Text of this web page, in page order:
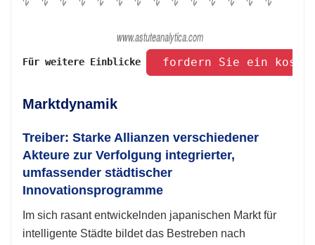
Für weitere Einblicke fordern Sie ein
Marktdynamik
Treiber: Starke Allianzen verschiedener
Akteure zur Verfolgung integrierter,
umfassender städtischer
Innovationsprogramme
Im sich rasant entwickelnden japanischen Markt für
intelligente Städte bildet das Bestreben nach